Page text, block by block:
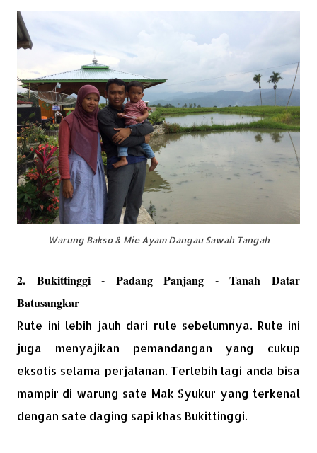
Warung Bakso & Mie Ayam Dangau Sawah Tangah
2. Bukittinggi - Padang Panjang - Tanah Datar
Batusangkar
Rute ini lebih jauh dari rute sebelumnya. Rute ini
juga menyajikan pemandangan yang cukup
eksotis selama perjalanan. Terlebih lagi anda bisa
mampir di warung sate Mak Syukur yang terkenal
dengan sate daging sapi khas Bukittinggi.